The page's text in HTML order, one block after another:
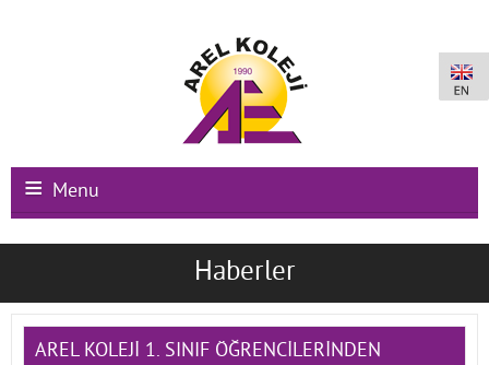
Menu
Ana Sayfa
Okullarımız
Haberler
AREL KOLEJİ 1. SINIF ÖĞRENCİLERİNDEN